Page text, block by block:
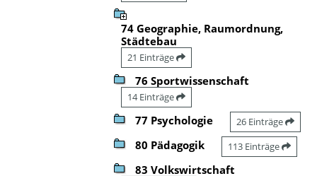
74 Geographie, Raumordnung,
Städtebau
21 Einträge
76 Sportwissenschaft
14 Einträge
77 Psychologie 26 Einträge
80 Pädagogik 113 Einträge
83 Volkswirtschaft